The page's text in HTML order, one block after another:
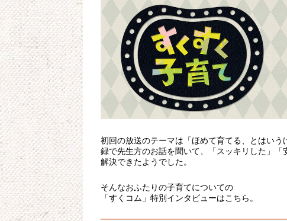
初回の放送のテーマは「ほめて育てる、とはい
録で先生方のお話を聞いて、「スッキリした」
解決できたようでした。
そんなおふたりの子育てについての
「すくコム」特別インタビューはこちら。